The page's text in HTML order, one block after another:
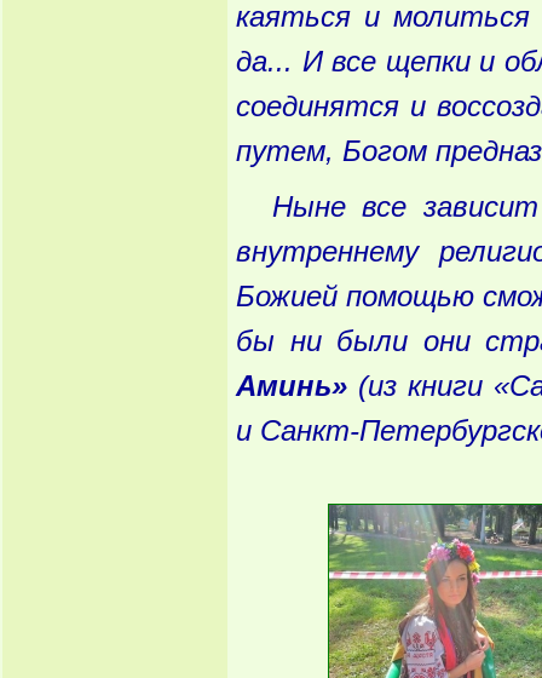
каяться и молиться
да... Ивсе щепкии
соединятся и
путем, Богом
Ныне все зависит
внутреннему
Божией помощью
бы нибыли они
Аминь» (изкниги
и Санкт-